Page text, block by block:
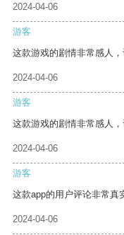
2024-04-06
游客
这款游戏的剧情非常感人，
2024-04-06
游客
这款游戏的剧情非常感人，
2024-04-06
游客
这款app的用户评论非常真
2024-04-06